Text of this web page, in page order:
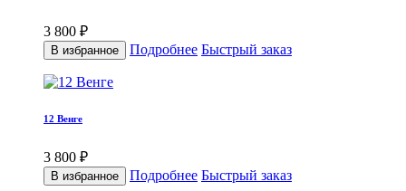
3 800 ₽
В избранное Подробнее Быстрый заказ
12 Венге
3 800 ₽
В избранное Подробнее Быстрый заказ